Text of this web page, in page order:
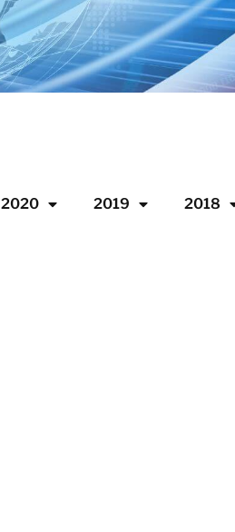
2020 2019 2018